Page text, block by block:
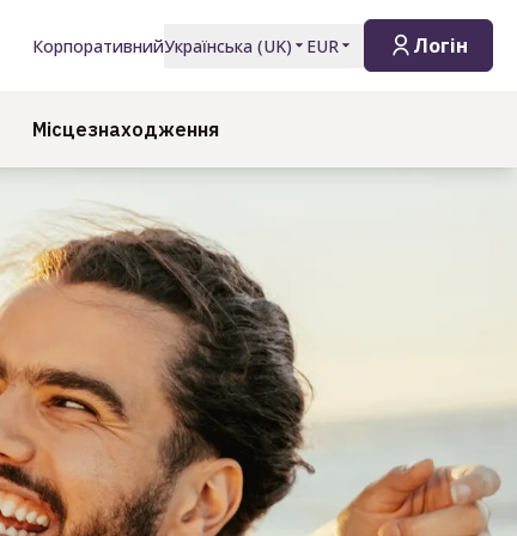
КорпоративнийУкраїнська (UK) EUR Логін
Місцезнаходження